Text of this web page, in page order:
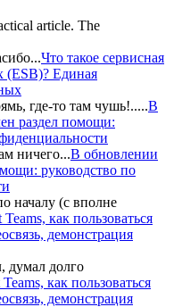
article. The
...Что такое сервисная
(ESB)? Единая
где-то там чушь!.....В
раздел помощи:
ничего...В обновлении
руководство по
началу (с вполне
как пользоваться
демонстрация
думал долго
как пользоваться
демонстрация